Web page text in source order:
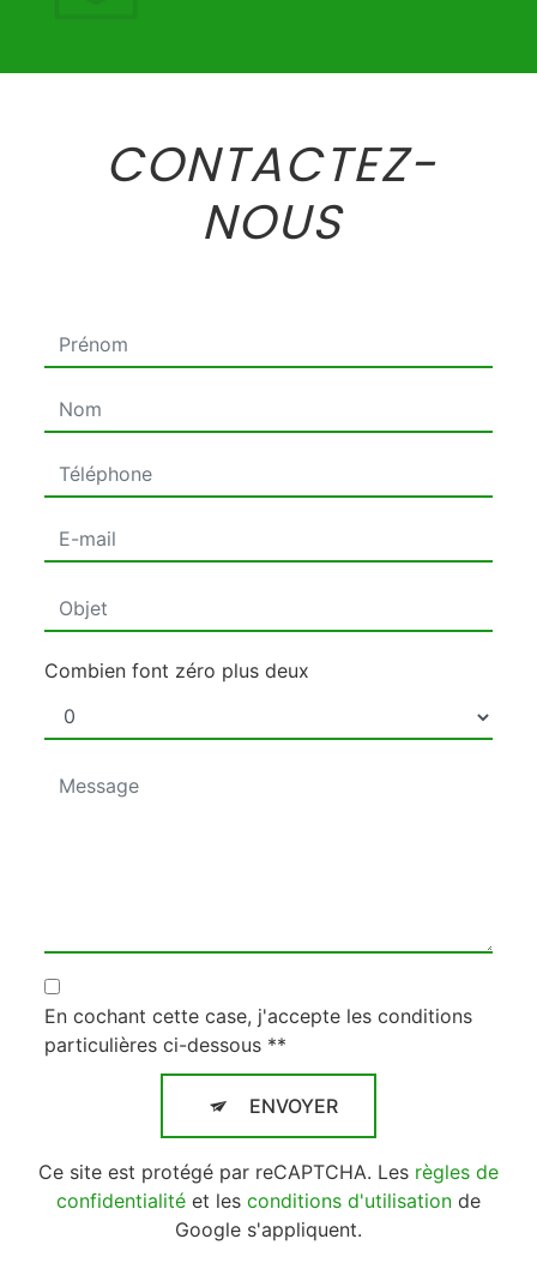
CONTACTEZ-
NOUS
Combien font zéro plus deux
En cochant cette case, j'accepte les conditions
particulières ci-dessous **
ENVOYER
Ce site est protégé par reCAPTCHA. Les règles de
confidentialité et les conditions d'utilisation de
Google s'appliquent.